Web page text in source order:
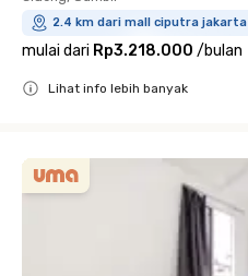
2.4 km dari mall ciputra jakarta
mulai dari Rp3.218.000 /bulan
Lihat info lebih banyak